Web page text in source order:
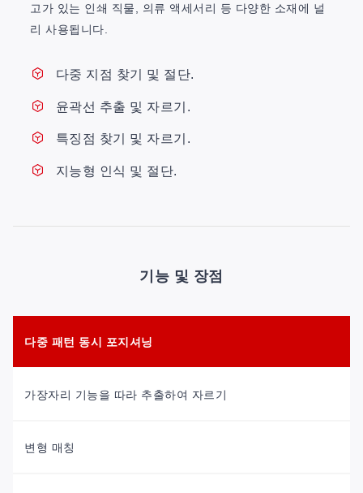
고가 있는 인쇄 직물, 의류 액세서리 등 다양한 소재에 널
리 사용됩니다.
다중 지점 찾기 및 절단.
윤곽선 추출 및 자르기.
특징점 찾기 및 자르기.
지능형 인식 및 절단.
기능 및 장점
다중 패턴 동시 포지셔닝
가장자리 기능을 따라 추출하여 자르기
변형 매칭